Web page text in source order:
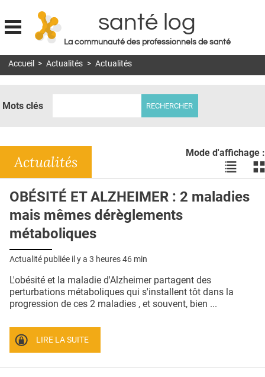
Jump to navigation
santé log
La communauté des professionnels de santé
MON COMPTE
DOSSIERS
RÉSEAUX
E-REVUE SAD
L'APP
PUBLICITÉ
CONTACT
Accueil > Actualités > Actualités
Mots clés
Mode d'affichage :
Voir
les
en
les
Actualités
OBÉSITÉ ET ALZHEIMER : 2 maladies
mais mêmes dérèglements
métaboliques
Actualité publiée il y a 3 heures 46 min
L'obésité et la maladie d'Alzheimer partagent des
perturbations métaboliques qui s'installent tôt dans la
progression de ces 2 maladies , et souvent, bien ...
LIRE LA SUITE